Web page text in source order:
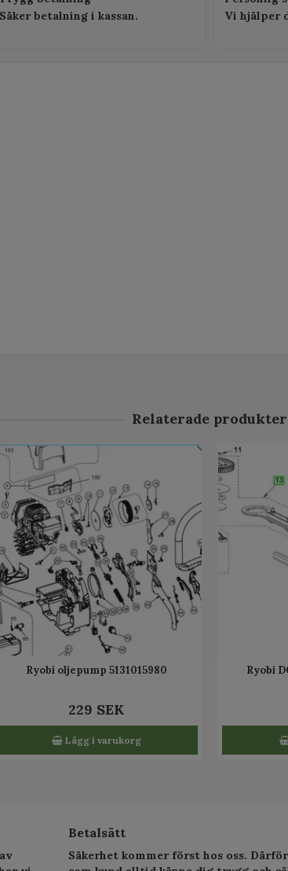
Säker betalning i kassan.
Vi hjälper
Relaterade produkter
Ryobi oljepump 5131015980
229 SEK
Lägg i varukorg
Ryobi
Betalsätt
Säkerhet kommer först hos oss.